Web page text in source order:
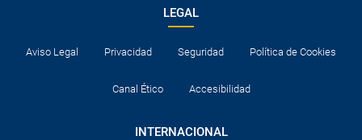
LEGAL
Aviso Legal Privacidad Seguridad Política de Cookies
Canal Ético Accesibilidad
INTERNACIONAL